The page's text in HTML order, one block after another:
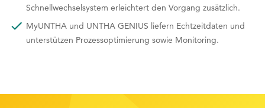
Schnellwechselsystem erleichtert den Vorgang zusätzlich.
MyUNTHA und UNTHA GENIUS liefern Echtzeitdaten und
unterstützen Prozessoptimierung sowie Monitoring.